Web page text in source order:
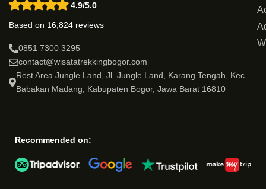
4.9/5.0
Based on 16,824 reviews
0851 7300 3295
contact@wisatatrekkingbogor.com
Rest Area Jungle Land, Jl. Jungle Land, Karang Tengah, Kec.
Babakan Madang, Kabupaten Bogor, Jawa Barat 16810
Recommended on: